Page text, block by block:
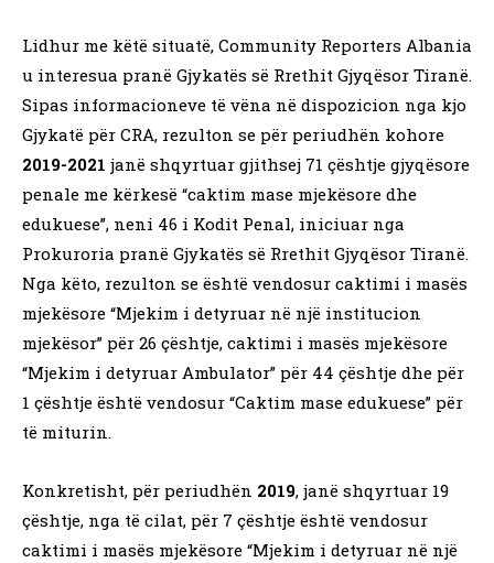
Lidhur me këtë situatë, Community Reporters Albania
u interesua pranë Gjykatës së Rrethit Gjyqësor Tiranë.
Sipas informacioneve të vëna në dispozicion nga kjo
Gjykatë për CRA, rezulton se për periudhën kohore
2019-2021 janë shqyrtuar gjithsej 71 çështje gjyqësore
penale me kërkesë “caktim mase mjekësore dhe
edukuese”, neni 46 i Kodit Penal, iniciuar nga
Prokuroria pranë Gjykatës së Rrethit Gjyqësor Tiranë.
Nga këto, rezulton se është vendosur caktimi i masës
mjekësore “Mjekim i detyruar në një institucion
mjekësor” për 26 çështje, caktimi i masës mjekësore
“Mjekim i detyruar Ambulator” për 44 çështje dhe për
1 çështje është vendosur “Caktim mase edukuese” për
të miturin.
Konkretisht, për periudhën 2019, janë shqyrtuar 19
çështje, nga të cilat, për 7 çështje është vendosur
caktimi i masës mjekësore “Mjekim i detyruar në një